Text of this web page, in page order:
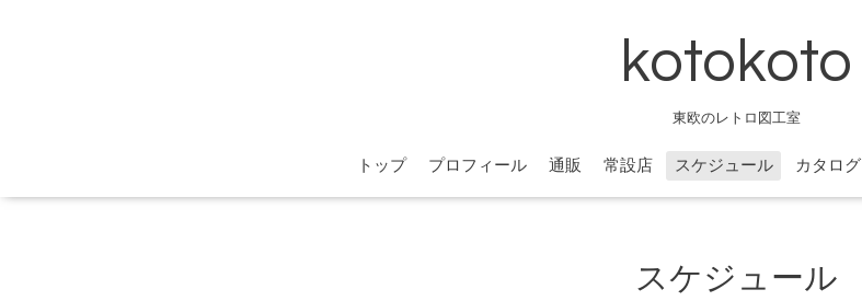
kotokoto
東欧のレトロ図工室
トップ プロフィール 通販 常設店 スケジュール カタログ
スケジュール